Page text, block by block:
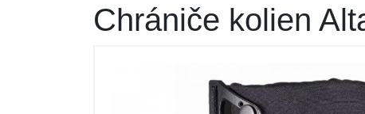
Doplnky
Chrániče kolien